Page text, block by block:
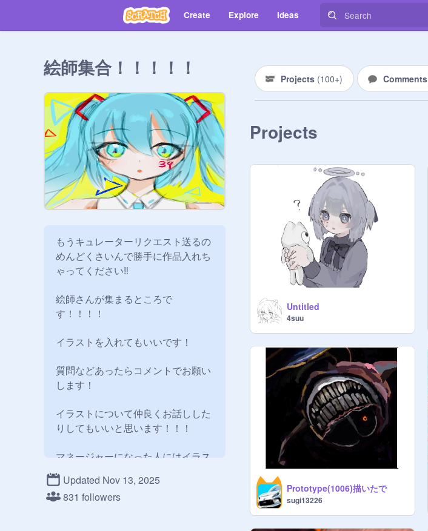
Create Explore Ideas
絵師集合！！！！！
もうキュレーターリクエスト送るの
めんどくさいんで勝手に作品入れち
ゃってください‼︎
絵師さんが集まるところで
す！！！！
イラストを入れてもいいです！
質問などあったらコメントでお願い
します！
イラストについて仲良くお話しした
りしてもいいと思います！！！
マネージャーになった人にはイラス
トを描いている人を招待したりして
ほしいです！【コメントは私が返す
ので大丈夫です！】→すみません変
Updated Nov 13, 2025
831 followers
Projects (100+) Comments
Projects
Untitled
4suu
Prototype(1006)描いたで
sugi13226